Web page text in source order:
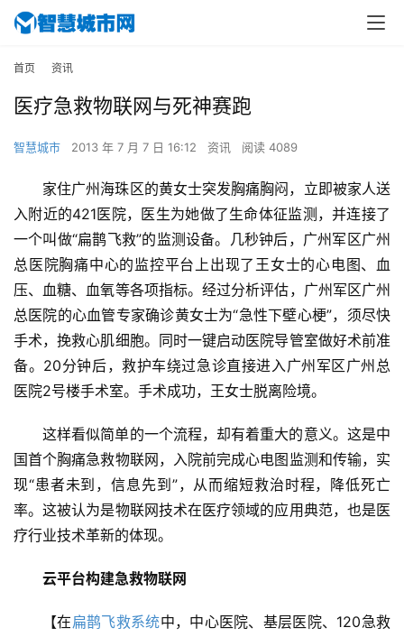
首页 资讯
医疗急救物联网与死神赛跑
智慧城市 2013 年 7 月 7 日 16:12 资讯 阅读 4089
家住广州海珠区的黄女士突发胸痛胸闷，立即被家人送
入附近的421医院，医生为她做了生命体征监测，并连接了
一个叫做“扁鹊飞救”的监测设备。几秒钟后，广州军区广州
总医院胸痛中心的监控平台上出现了王女士的心电图、血
压、血糖、血氧等各项指标。经过分析评估，广州军区广州
总医院的心血管专家确诊黄女士为“急性下壁心梗”，须尽快
手术，挽救心肌细胞。同时一键启动医院导管室做好术前准
备。20分钟后，救护车绕过急诊直接进入广州军区广州总
医院2号楼手术室。手术成功，王女士脱离险境。
这样看似简单的一个流程，却有着重大的意义。这是中
国首个胸痛急救物联网，入院前完成心电图监测和传输，实
现“患者未到，信息先到”，从而缩短救治时程，降低死亡
率。这被认为是物联网技术在医疗领域的应用典范，也是医
疗行业技术革新的体现。
云平台构建急救物联网
【在扁鹊飞救系统中，中心医院、基层医院、120急救